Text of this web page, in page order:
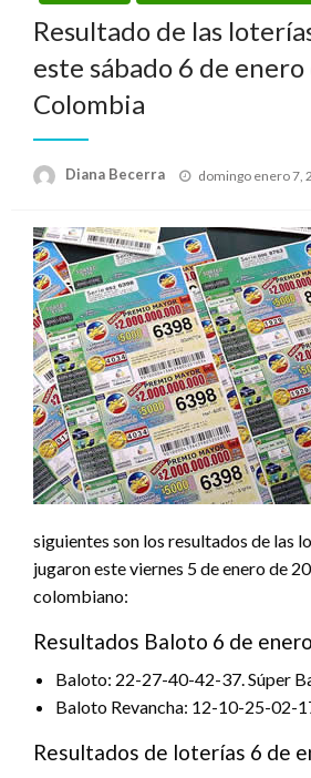
Resultado de las
este sábado 6 de
Colombia
Diana Becerra
Publicado
domingo enero 7,
siguientes son los resultados de las
jugaron este viernes 5 de enero de
colombiano:
Resultados Baloto 6 de enero
Baloto: 22-27-40-42-37. Súper
Baloto Revancha: 12-10-25-02-
Resultados de loterías 6 de